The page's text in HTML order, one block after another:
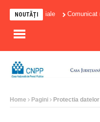
NOUTĂȚIsociale Comunicat
Home Pagini Protectia